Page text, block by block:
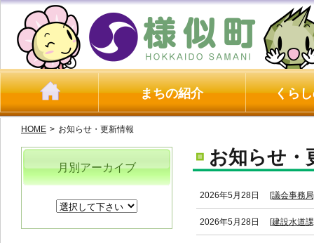
まちの紹介 くら
HOME > お知らせ・更新情報
お知らせ・
2026年5月28日 [議会事務
2026年5月28日 [建設水道
月別アーカイブ